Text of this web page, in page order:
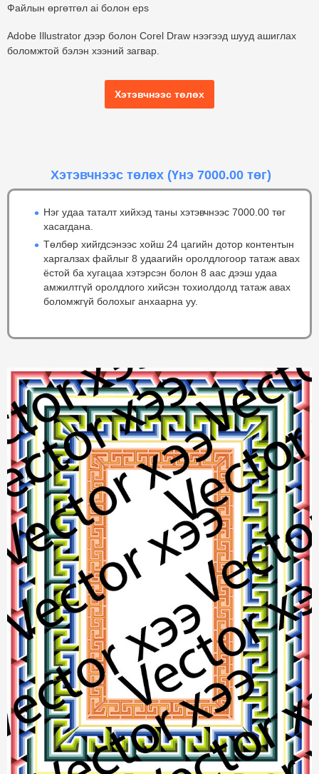
Файлын өргөтгөл ai болон eps
Adobe Illustrator дээр болон Corel Draw нээгээд шууд ашиглах
боломжтой бэлэн хээний загвар.
Хэтэвчнээс төлөх
Хэтэвчнээс төлөх (Үнэ 7000.00 төг)
Нэг удаа таталт хийхэд таны хэтэвчнээс 7000.00 төг
хасагдана.
Төлбөр хийгдсэнээс хойш 24 цагийн дотор контентын
харгалзах файлыг 8 удаагийн оролдлогоор татаж авах
ёстой ба хугацаа хэтэрсэн болон 8 аас дээш удаа
амжилтгүй оролдлого хийсэн тохиолдолд татаж авах
боломжгүй болохыг анхаарна уу.